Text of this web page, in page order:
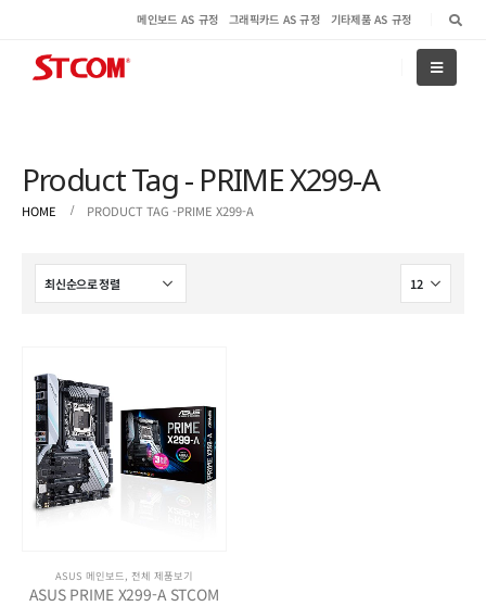
메인보드 AS 규정 그래픽카드 AS 규정 기타제품 AS 규정
Product Tag - PRIME X299-A
HOME PRODUCT TAG -PRIME X299-A
ASUS 메인보드, 전체 제품보기
ASUS PRIME X299-A STCOM